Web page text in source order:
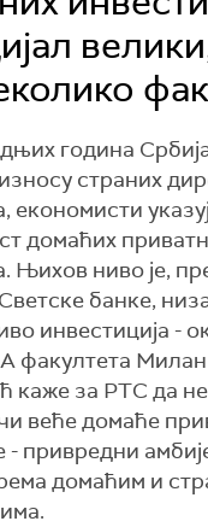
година
страних
економисти
домаћих
Њихов ниво је,
банке,
инвестиција -
факултета Милан
каже за РТС да
веће домаће
- привредни
домаћим и